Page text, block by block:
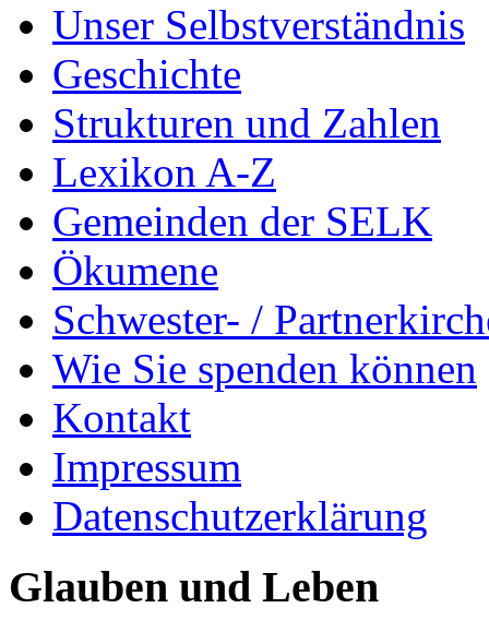
Unser Selbstverständnis
Geschichte
Strukturen und Zahlen
Lexikon A-Z
Gemeinden der SELK
Ökumene
Schwester- /
Wie Sie spenden können
Kontakt
Impressum
Datenschutzerklärung
Glauben und Leben